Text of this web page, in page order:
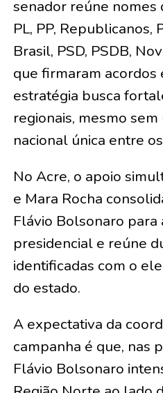
senador reúne
PL, PP, Republicanos,
Brasil, PSD, PSDB,
que firmaram acordos
estratégia busca
regionais, mesmo
nacional única entre
No Acre, o apoio
e Mara Rocha
Flávio Bolsonaro para
presidencial e reúne
identificadas com o
do estado.
A expectativa da
campanha é que, nas
Flávio Bolsonaro